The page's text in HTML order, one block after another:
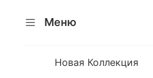
Меню
Новая Коллекция